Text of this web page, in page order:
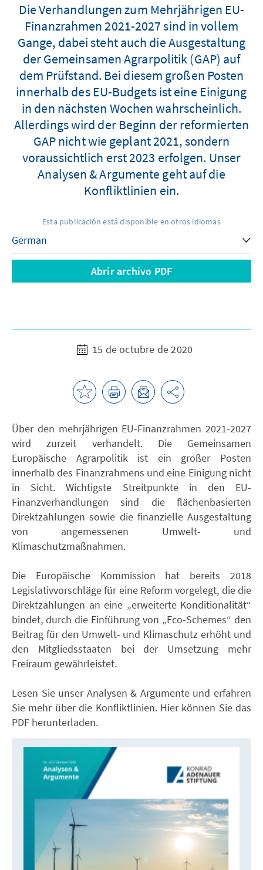
Die Verhandlungen zum Mehrjährigen EU-
Finanzrahmen 2021-2027 sind in vollem
Gange, dabei steht auch die Ausgestaltung
der Gemeinsamen Agrarpolitik (GAP) auf
dem Prüfstand. Bei diesem großen Posten
innerhalb des EU-Budgets ist eine Einigung
in den nächsten Wochen wahrscheinlich.
Allerdings wird der Beginn der reformierten
GAP nicht wie geplant 2021, sondern
voraussichtlich erst 2023 erfolgen. Unser
Analysen & Argumente geht auf die
Konfliktlinien ein.
Esta publicación está disponible en otros idiomas
Abrir archivo PDF
15 de octubre de 2020
Über den mehrjährigen EU-Finanzrahmen 2021-2027
wird zurzeit verhandelt. Die Gemeinsamen
Europäische Agrarpolitik ist ein großer Posten
innerhalb des Finanzrahmens und eine Einigung nicht
in Sicht. Wichtigste Streitpunkte in den EU-
Finanzverhandlungen sind die flächenbasierten
Direktzahlungen sowie die finanzielle Ausgestaltung
von angemessenen Umwelt- und
Klimaschutzmaßnahmen.
Die Europäische Kommission hat bereits 2018
Legislativvorschläge für eine Reform vorgelegt, die die
Direktzahlungen an eine „erweiterte Konditionalität“
bindet, durch die Einführung von „Eco-Schemes“ den
Beitrag für den Umwelt- und Klimaschutz erhöht und
den Mitgliedsstaaten bei der Umsetzung mehr
Freiraum gewährleistet.
Lesen Sie unser Analysen & Argumente und erfahren
Sie mehr über die Konfliktlinien. Hier können Sie das
PDF herunterladen.